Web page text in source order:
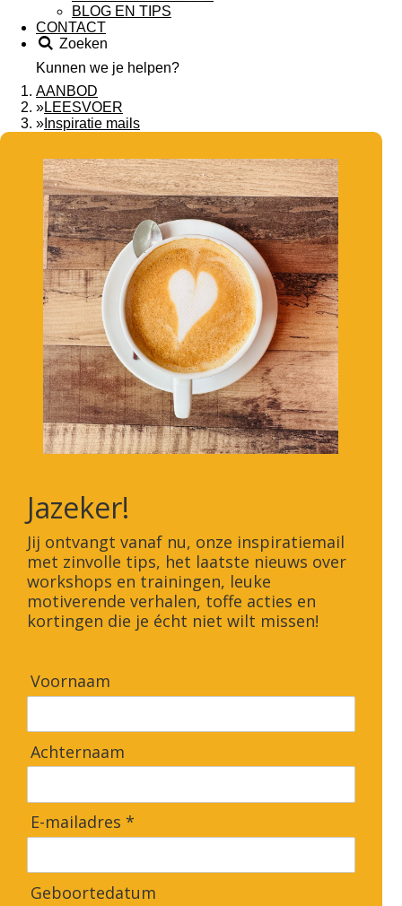
BLOG EN TIPS
CONTACT
Zoeken
Kunnen we je helpen?
AANBOD
»LEESVOER
» Inspiratie mails
Jazeker!
Jij ontvangt vanaf nu, onze inspiratiemail
met zinvolle tips, het laatste nieuws over
workshops en trainingen, leuke
motiverende verhalen, toffe acties en
kortingen die je écht niet wilt missen!
Voornaam
Achternaam
E-mailadres *
Geboortedatum